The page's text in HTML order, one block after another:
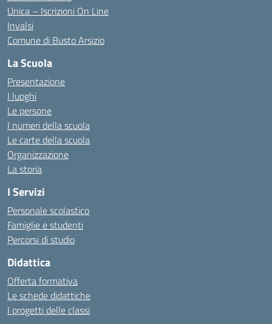
Unica – Iscrizioni On Line
Invalsi
Comune di Busto Arsizio
La Scuola
Presentazione
I luoghi
Le persone
I numeri della scuola
Le carte della scuola
Organizzazione
La storia
I Servizi
Personale scolastico
Famiglie e studenti
Percorsi di studio
Didattica
Offerta formativa
Le schede didattiche
I progetti delle classi